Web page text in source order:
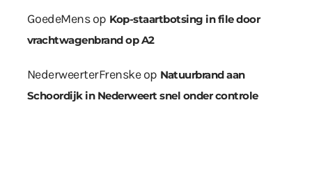
GoedeMensop Kop-staartbotsing in file door
vrachtwagenbrand op A2
NederweerterFrenskeop Natuurbrand aan
Schoordijk in Nederweert snel onder controle